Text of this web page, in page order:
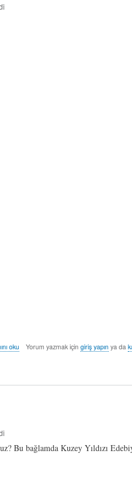
oku Yorum yazmak içingiriş yapın ya da
Bu bağlamda Kuzey Yıldızı